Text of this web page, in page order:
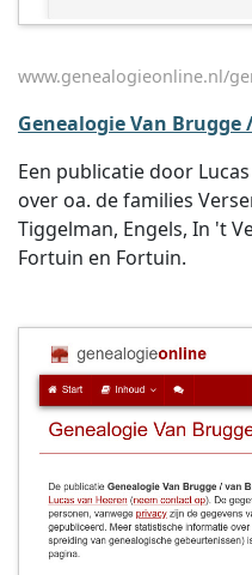
www.genealogieonline.nl/
Genealogie Van Brugge
Een publicatie door
over oa. de families
Tiggelman, Engels, In 't
Fortuin en Fortuin.